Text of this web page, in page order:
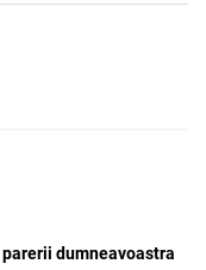
dumneavoastra